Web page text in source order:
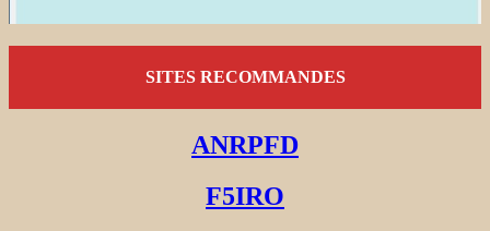
SITES RECOMMANDES
ANRPFD
F5IRO